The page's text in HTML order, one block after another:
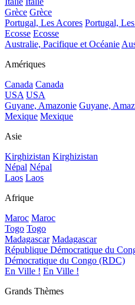
Grèce Grèce
Portugal, Les Acores Portugal,
Ecosse Ecosse
Australie, Pacifique et Océanie
Amériques
Canada Canada
USA USA
Guyane, Amazonie Guyane,
Mexique Mexique
Asie
Kirghizistan Kirghizistan
Népal Népal
Laos Laos
Afrique
Maroc Maroc
Togo Togo
Madagascar Madagascar
République Démocratique du
Démocratique du Congo (RDC)
En Ville ! En Ville !
Grands Thèmes